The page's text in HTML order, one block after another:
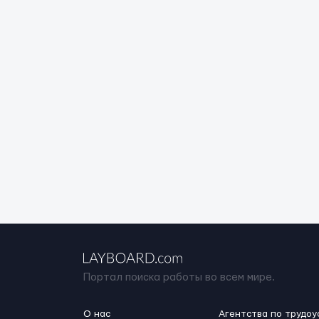
Портал поиска работы во всем мире.
О нас Агентства по